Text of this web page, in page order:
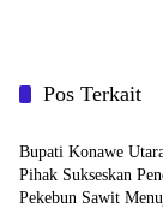
Pos Terkait
News
Bupati Konawe
Pihak Sukseskan
Pekebun Sawit
News